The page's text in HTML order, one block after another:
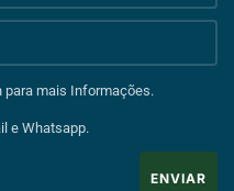
para mais Informações.
e Whatsapp.
ENVIAR